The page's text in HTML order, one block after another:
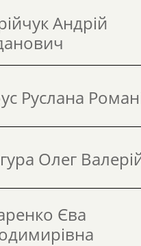
Андрій
Руслана
Олег
Єва